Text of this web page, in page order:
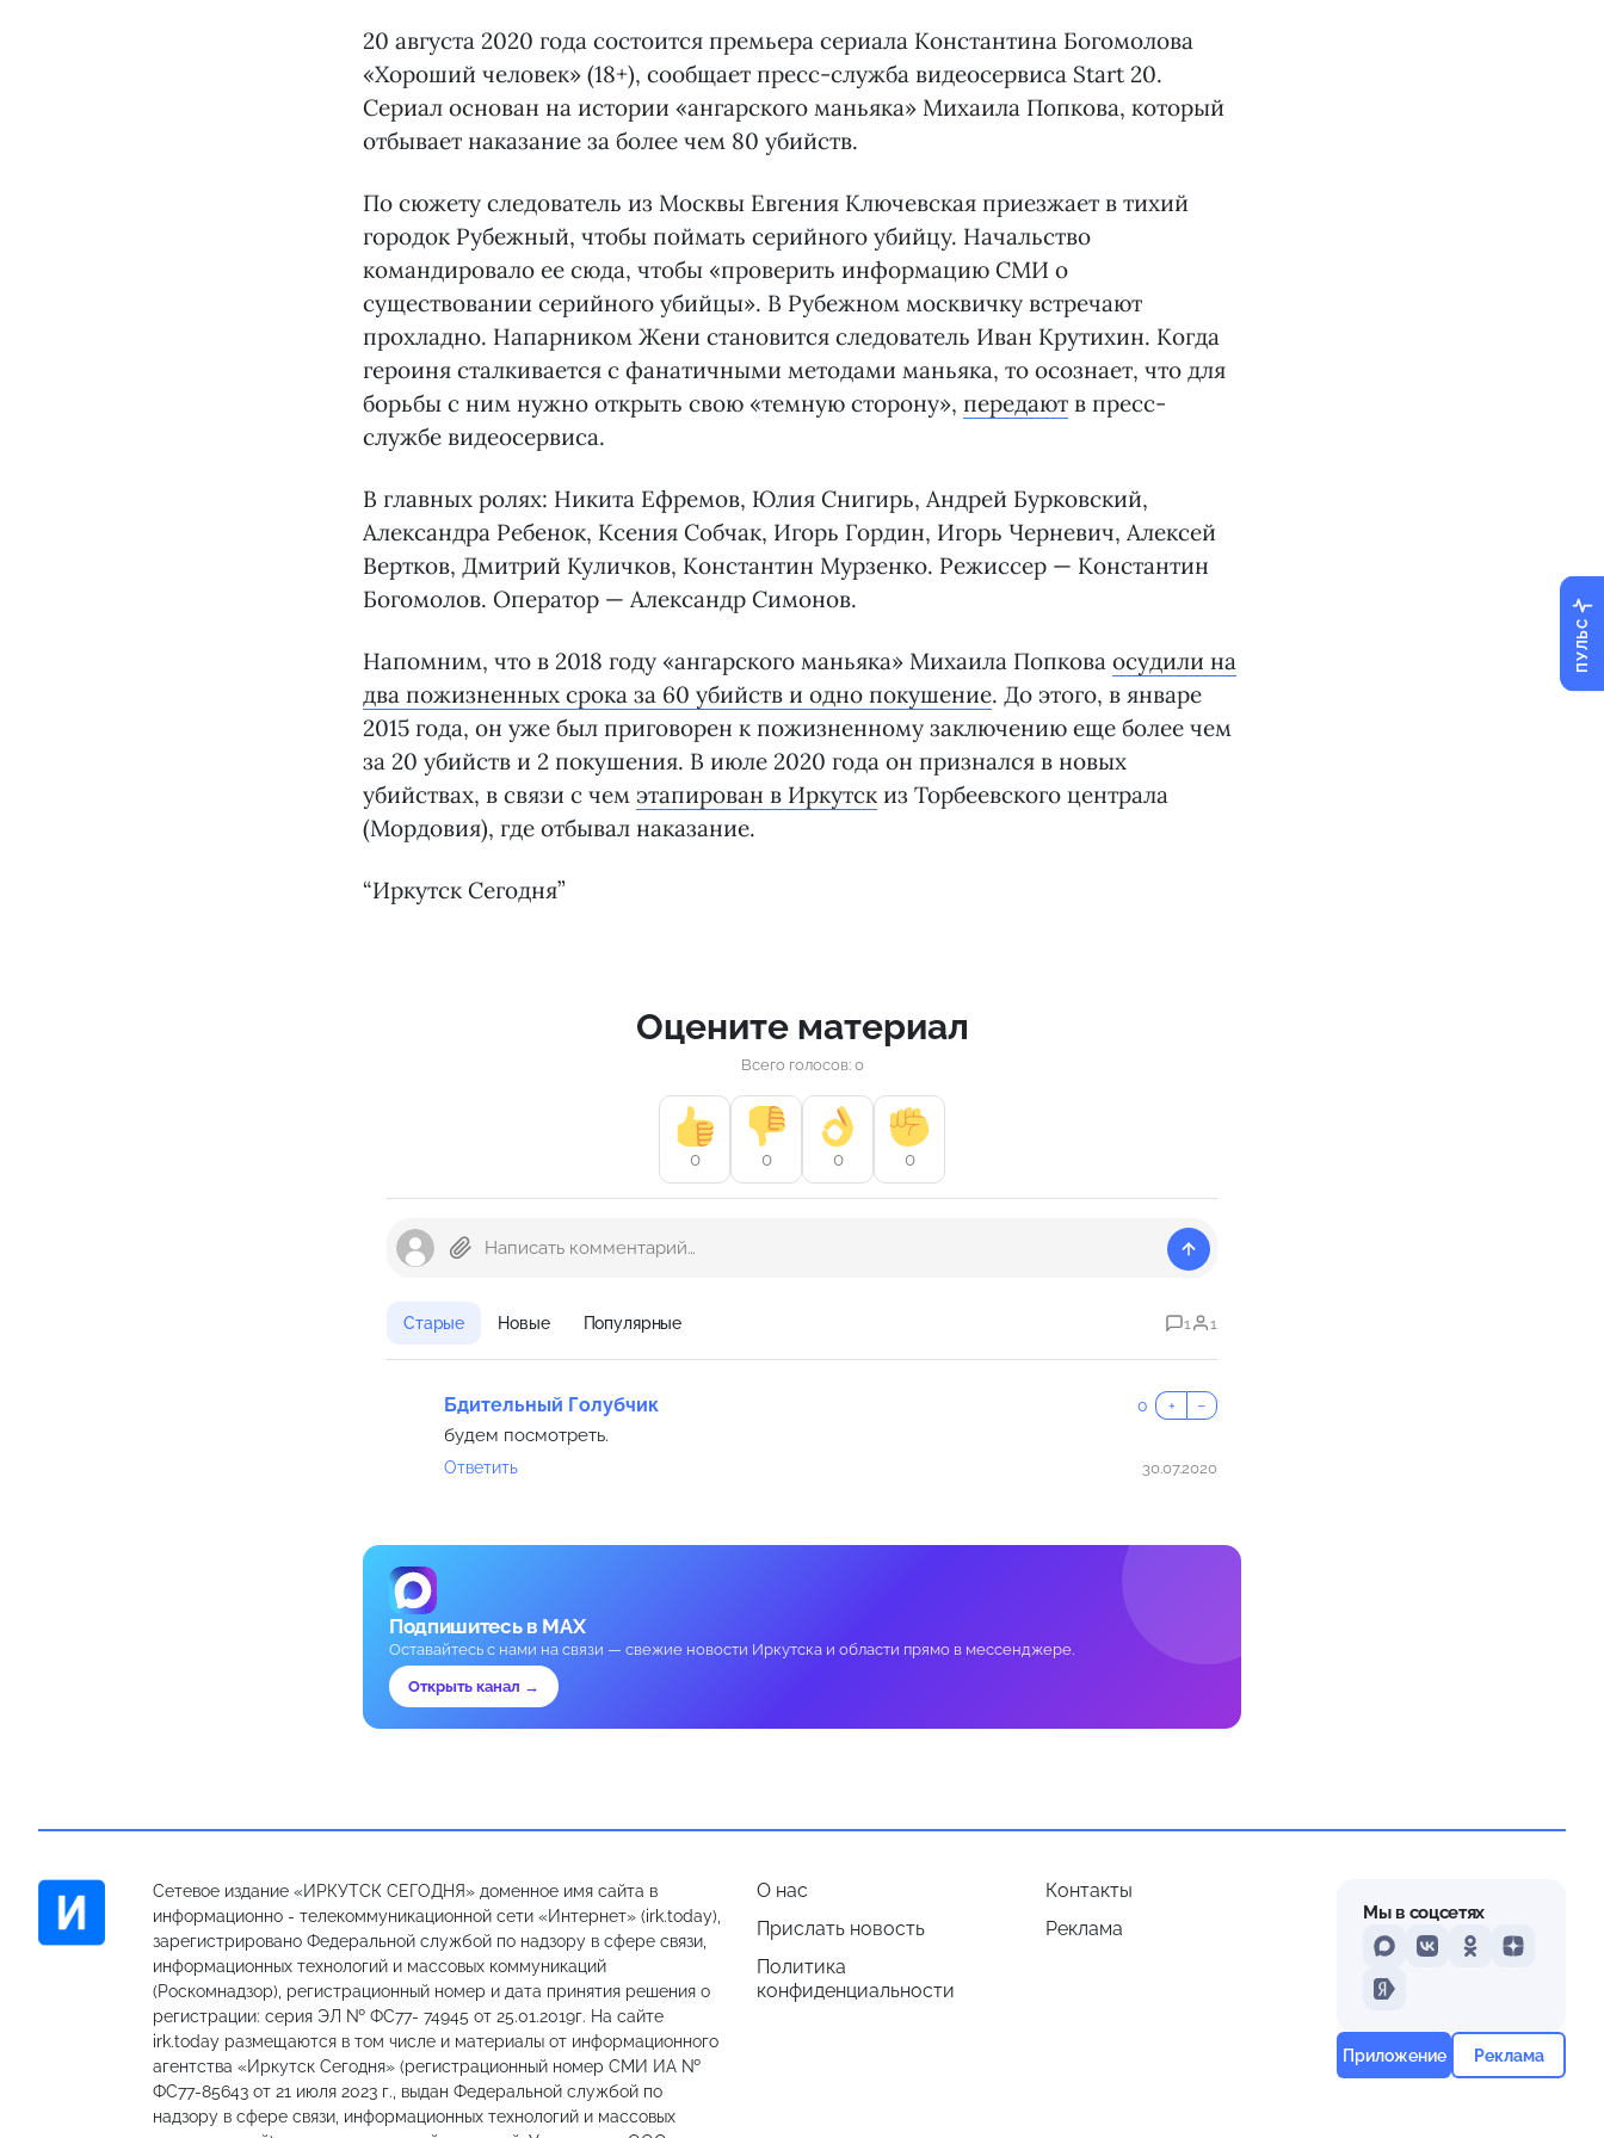
20 августа 2020 года состоится премьера сериала Константина Богомолова
«Хороший человек» (18+), сообщает пресс-служба видеосервиса Start 20.
Сериал основан на истории «ангарского маньяка» Михаила Попкова, который
отбывает наказание за более чем 80 убийств.
По сюжету следователь из Москвы Евгения Ключевская приезжает в тихий
городок Рубежный, чтобы поймать серийного убийцу. Начальство
командировало ее сюда, чтобы «проверить информацию СМИ о
существовании серийного убийцы». В Рубежном москвичку встречают
прохладно. Напарником Жени становится следователь Иван Крутихин. Когда
героиня сталкивается с фанатичными методами маньяка, то осознает, что для
борьбы с ним нужно открыть свою «темную сторону», передают в пресс-
службе видеосервиса.
В главных ролях: Никита Ефремов, Юлия Снигирь, Андрей Бурковский,
Александра Ребенок, Ксения Собчак, Игорь Гордин, Игорь Черневич, Алексей
Вертков, Дмитрий Куличков, Константин Мурзенко. Режиссер — Константин
Богомолов. Оператор — Александр Симонов.
Напомним, что в 2018 году «ангарского маньяка» Михаила Попкова осудили на
два пожизненных срока за 60 убийств и одно покушение. До этого, в январе
2015 года, он уже был приговорен к пожизненному заключению еще более чем
за 20 убийств и 2 покушения. В июле 2020 года он признался в новых
убийствах, в связи с чем этапирован в Иркутск из Торбеевского централа
(Мордовия), где отбывал наказание.
“Иркутск Сегодня”
Оцените материал
Всего голосов: 0
0 0 0 0
Старые Новые Популярные 1 1
Бдительный Голубчик 0 + −
будем посмотреть.
Ответить 30.07.2020
Подпишитесь в MAX
Оставайтесь с нами на связи — свежие новости Иркутска и области прямо в мессенджере.
Открыть канал →
Сетевое издание «ИРКУТСК СЕГОДНЯ» доменное имя сайта в
информационно - телекоммуникационной сети «Интернет» (irk.today),
зарегистрировано Федеральной службой по надзору в сфере связи,
информационных технологий и массовых коммуникаций
(Роскомнадзор), регистрационный номер и дата принятия решения о
регистрации: серия ЭЛ № ФС77- 74945 от 25.01.2019г. На сайте
irk.today размещаются в том числе и материалы от информационного
агентства «Иркутск Сегодня» (регистрационный номер СМИ ИА №
ФС77-85643 от 21 июля 2023 г., выдан Федеральной службой по
надзору в сфере связи, информационных технологий и массовых
О нас
Контакты
Прислать новость
Реклама
Политика
конфиденциальности
Мы в соцсетях
MAXVKontakteOdnoklassniki
Dzen
Yandex
Приложение Реклама
ПУЛЬС